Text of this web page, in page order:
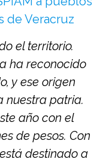
de Veracruz
el territorio.
ha reconocido
y ese origen
nuestra patria.
año con el
de pesos. Con
destinado a